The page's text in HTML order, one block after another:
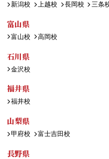
新潟校 上越校 長岡校 三条
富山県
富山校 高岡校
石川県
金沢校
福井県
福井校
山梨県
甲府校 富士吉田校
長野県